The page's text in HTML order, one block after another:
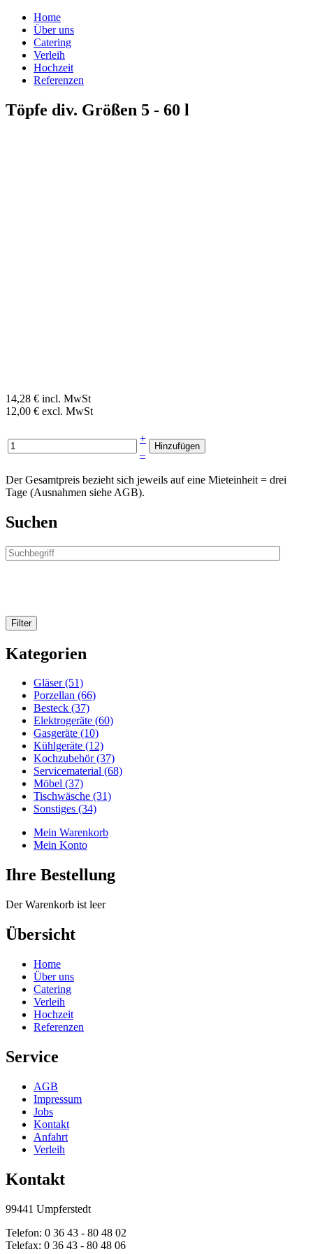
Home
Über uns
Catering
Verleih
Hochzeit
Referenzen
Töpfe div. Größen 5 - 60 l
14,28 € incl. MwSt
12,00 € excl. MwSt
+
–
Der Gesamtpreis bezieht sich jeweils auf eine Mieteinheit = drei
Tage (Ausnahmen siehe AGB).
Suchen
Kategorien
Gläser (51)
Porzellan (66)
Besteck (37)
Elektrogeräte (60)
Gasgeräte (10)
Kühlgeräte (12)
Kochzubehör (37)
Servicematerial (68)
Möbel (37)
Tischwäsche (31)
Sonstiges (34)
Mein Warenkorb
Mein Konto
Ihre Bestellung
Der Warenkorb ist leer
Übersicht
Home
Über uns
Catering
Verleih
Hochzeit
Referenzen
Service
AGB
Impressum
Jobs
Kontakt
Anfahrt
Verleih
Kontakt
99441 Umpferstedt
Telefon: 0 36 43 - 80 48 02
Telefax: 0 36 43 - 80 48 06